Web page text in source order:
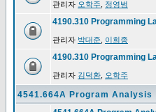
관리자 오학주 정영범
4190.310 Programming
관리자 박대준 이희종
4190.310 Programming
관리자 김덕환 오학주
4541.664A Program Analysis